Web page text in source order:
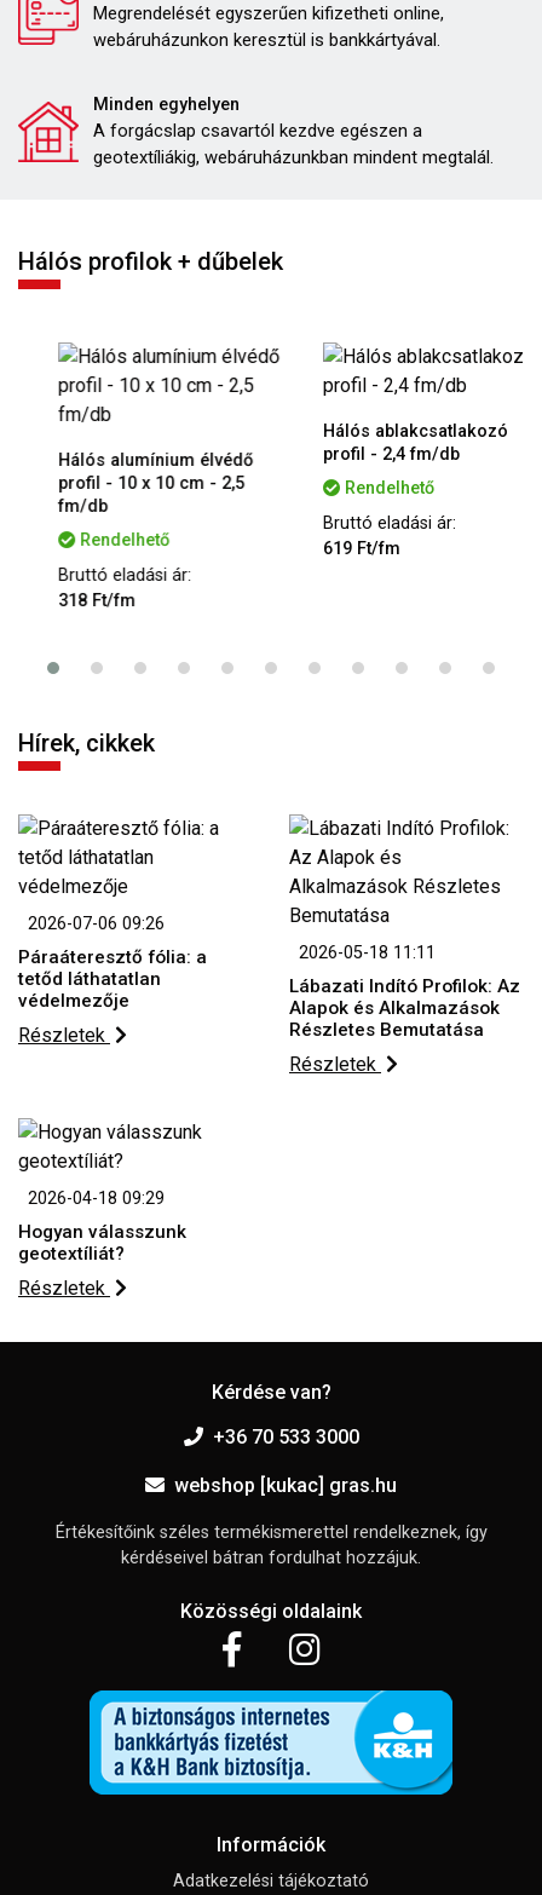
Megrendelését egyszerűen kifizetheti online,
webáruházunkon keresztül is bankkártyával.
Minden egyhelyen
A forgácslap csavartól kezdve egészen a
geotextíliákig, webáruházunkban mindent megtalál.
Hálós profilok + dűbelek
Hálós alumínium élvédő
profil - 10 x 10 cm - 2,5
fm/db
Rendelhető
Bruttó eladási ár:
318 Ft/fm
Hálós ablakcsatlakozó
profil - 2,4 fm/db
Rendelhető
Bruttó eladási ár:
619 Ft/fm
Hírek, cikkek
2026-07-06 09:26
Páraáteresztő fólia: a
tetőd láthatatlan
védelmezője
Részletek
2026-05-18 11:11
Lábazati Indító Profilok: Az
Alapok és Alkalmazások
Részletes Bemutatása
Részletek
2026-04-18 09:29
Hogyan válasszunk
geotextíliát?
Részletek
Kérdése van?
+36 70 533 3000
webshop [kukac] gras.hu
Értékesítőink széles termékismerettel rendelkeznek, így
kérdéseivel bátran fordulhat hozzájuk.
Közösségi oldalaink
Információk
Adatkezelési tájékoztató